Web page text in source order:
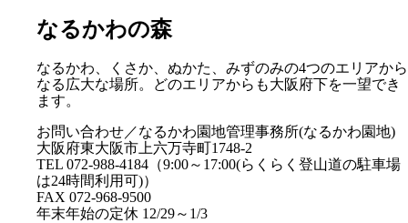
なるかわの森
なるかわ、くさか、ぬかた、みずのみの4つのエリアから
なる広大な場所。どのエリアからも大阪府下を一望でき
ます。
お問い合わせ／なるかわ園地管理事務所(なるかわ園地)
大阪府東大阪市上六万寺町1748-2
TEL 072-988-4184（9:00～17:00(らくらく登山道の駐車場
は24時間利用可)）
FAX 072-968-9500
年末年始の定休 12/29～1/3